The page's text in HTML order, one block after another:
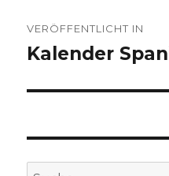
VERÖFFENTLICHT IN
Kalender
Suche